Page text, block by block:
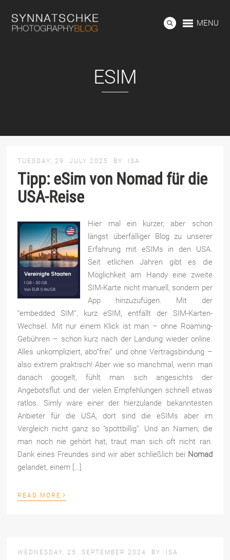
MENU
ESIM
TUESDAY, 29. JULY 2025 BY ISA
Tipp: eSim von Nomad für die
USA-Reise
Hier mal ein kurzer, aber schon
längst überfälliger Blog zu unserer
Erfahrung mit eSIMs in den USA.
Seit etlichen Jahren gibt es die
Möglichkeit am Handy eine zweite
SIM-Karte nicht manuell, sondern per
App hinzuzufügen. Mit der
“embedded SIM”, kurz eSIM, entfällt der SIM-Karten-
Wechsel. Mit nur einem Klick ist man – ohne Roaming-
Gebühren – schon kurz nach der Landung wieder online.
Alles unkompliziert, abo”frei” und ohne Vertragsbindung –
also extrem praktisch! Aber wie so manchmal, wenn man
danach googelt, fühlt man sich angesichts der
Angebotsflut und der vielen Empfehlungen schnell etwas
ratlos. Simly wäre einer der hierzulande bekanntesten
Anbieter für die USA, dort sind die eSIMs aber im
Vergleich nicht ganz so “spottbillig”. Und an Namen, die
man noch nie gehört hat, traut man sich oft nicht ran.
Dank eines Freundes sind wir aber schließlich bei Nomad
gelandet, einem […]
READ MORE ›
WEDNESDAY, 25. SEPTEMBER 2024 BY ISA